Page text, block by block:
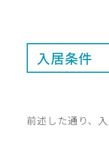
入居条件
前述した通り、